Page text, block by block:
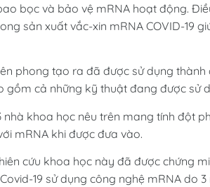
bọc và bảo vệ mRNA hoạt động.
sản xuất vắc-xin mRNA COVID-19
phong tạo ra đã được sử dụng
gồm cả những kỹ thuật đang được sử
nhà khoa học nêu trên mang tính đột
mRNA khi được đưa vào.
cứu khoa học này đã được chứng
19 sử dụng công nghệ mRNA do